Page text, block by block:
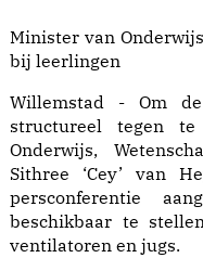
Minister van
bij leerlingen
Willemstad - Om
structureel tegen
Onderwijs,
Sithree ‘Cey’ van
persconferentie
beschikbaar te
ventilatoren en jugs.